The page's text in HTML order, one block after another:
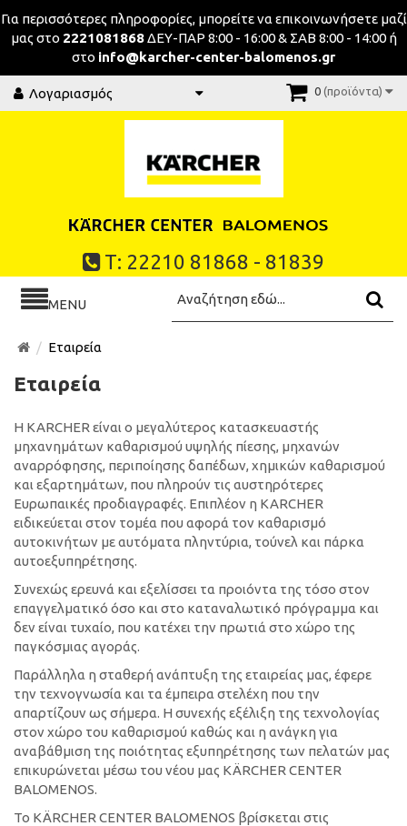
Για περισσότερες πληροφορίες, μπορείτε να επικοινωνήσeτε μαζί
μας στο 2221081868ΔΕΥ-ΠΑΡ 8:00 - 16:00 & ΣΑΒ 8:00 - 14:00 ή
στο info@karcher-center-balomenos.gr
Λογαριασμός 0 (προϊόντα)
Τ: 22210 81868 - 81839
MENU
Εταιρεία
Εταιρεία
Η KARCHER είναι ο μεγαλύτερος κατασκευαστής
μηχανημάτων καθαρισμού υψηλής πίεσης, μηχανών
αναρρόφησης, περιποίησης δαπέδων, χημικών καθαρισμού
και εξαρτημάτων, που πληρούν τις αυστηρότερες
Ευρωπαικές προδιαγραφές. Επιπλέον η KARCHER
ειδικεύεται στον τομέα που αφορά τον καθαρισμό
αυτοκινήτων με αυτόματα πληντύρια, τούνελ και πάρκα
αυτοεξυπηρέτησης.
Συνεχώς ερευνά και εξελίσσει τα προιόντα της τόσο στον
επαγγελματικό όσο και στο καταναλωτικό πρόγραμμα και
δεν είναι τυχαίο, που κατέχει την πρωτιά στο χώρο της
παγκόσμιας αγοράς.
Παράλληλα η σταθερή ανάπτυξη της εταιρείας μας, έφερε
την τεχνογνωσία και τα έμπειρα στελέχη που την
απαρτίζουν ως σήμερα. Η συνεχής εξέλιξη της τεχνολογίας
στον χώρο του καθαρισμού καθώς και η ανάγκη για
αναβάθμιση της ποιότητας εξυπηρέτησης των πελατών μας
επικυρώνεται μέσω του νέου μας KÄRCHER CENTER
BALOMENOS.
Το KÄRCHER CENTER BALOMENOS βρίσκεται στις